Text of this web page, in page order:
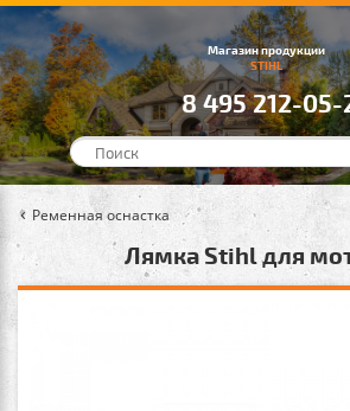
Магазин продукции
STIHL
8 495 212-05-
Ременная оснастка
Лямка Stihl для